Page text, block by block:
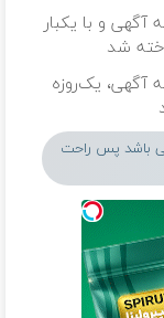
آگهی و با یکبار
شد
آگهی، یک‌روزه
باشد پس راحت